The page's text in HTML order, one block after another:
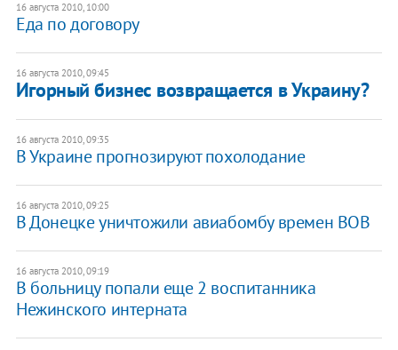
16 августа 2010, 10:00
Еда по договору
16 августа 2010, 09:45
Игорный бизнес возвращается в Украину?
16 августа 2010, 09:35
В Украине прогнозируют похолодание
16 августа 2010, 09:25
В Донецке уничтожили авиабомбу времен ВОВ
16 августа 2010, 09:19
В больницу попали еще 2 воспитанника
Нежинского интерната